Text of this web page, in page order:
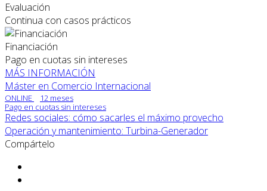
Evaluación
Continua con casos prácticos
Financiación
Pago en cuotas sin intereses
MÁS INFORMACIÓN
Máster en Comercio Internacional
ONLINE
12 meses
Pago en cuotas sin intereses
Redes sociales: cómo sacarles el máximo provecho
Operación y mantenimiento: Turbina-Generador
Compártelo